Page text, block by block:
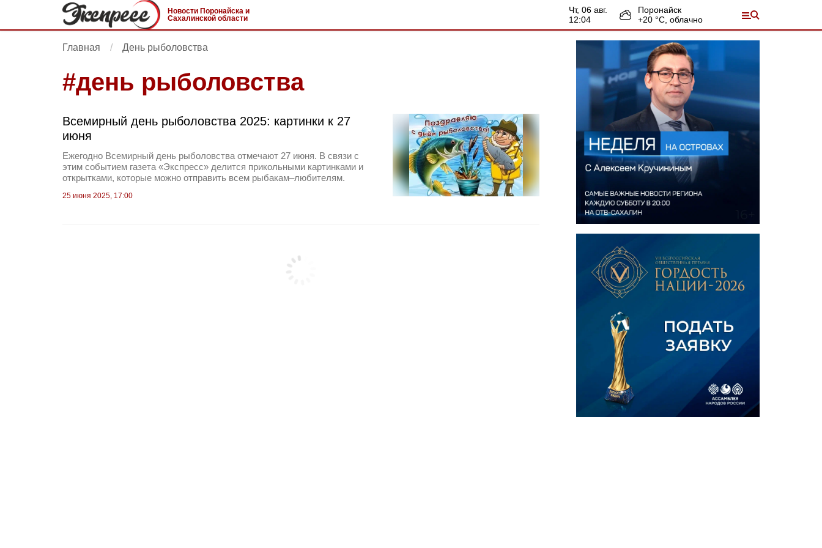
Новости Поронайска и
Сахалинской области
чт, 06 авг.
12:04
Поронайск
+20 °С, облачно
Главная День рыболовства
#день рыболовства
Всемирный день рыболовства 2025: картинки к 27
июня
Ежегодно Всемирный день рыболовства отмечают 27 июня. В связи с
этим событием газета «Экспресс» делится прикольными картинками и
открытками, которые можно отправить всем рыбакам–любителям.
25 июня 2025, 17:00